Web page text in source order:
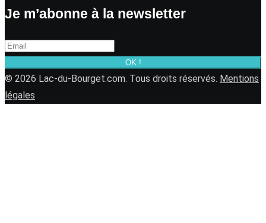
Je m’abonne à la newsletter
OK !
© 2026 Lac-du-Bourget.com. Tous droits réservés. Mentions
légales